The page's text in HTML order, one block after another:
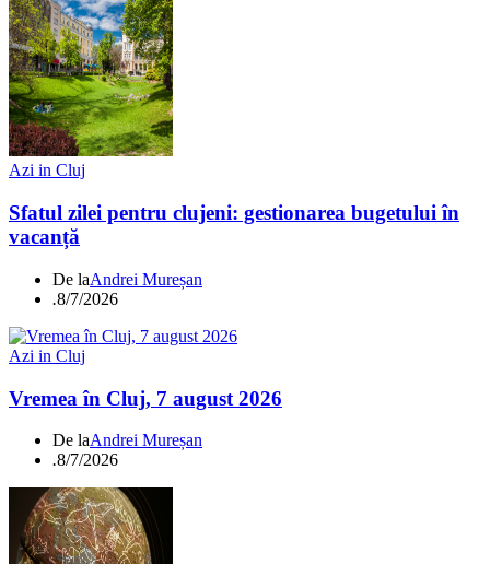
Azi in Cluj
Sfatul zilei pentru clujeni: gestionarea bugetului în
vacanță
De laAndrei Mureșan
.8/7/2026
Azi in Cluj
Vremea în Cluj, 7 august 2026
De laAndrei Mureșan
.8/7/2026